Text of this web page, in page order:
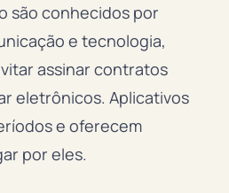
são conhecidos por
e tecnologia,
assinar contratos
eletrônicos. Aplicativos
e oferecem
por eles.